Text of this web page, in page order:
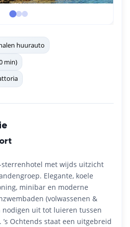
huurauto
min)
sterrenhotel met wijds uitzicht
Elegante, koele
minibar en moderne
(volwassenen &
nodigen uit tot luieren tussen
Ochtends staat een uitgebreid